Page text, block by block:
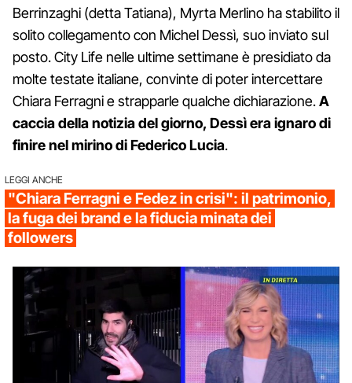
Berrinzaghi (detta Tatiana), Myrta Merlino ha stabilito il
solito collegamento con Michel Dessì, suo inviato sul
posto. City Life nelle ultime settimane è presidiato da
molte testate italiane, convinte di poter intercettare
Chiara Ferragni e strapparle qualche dichiarazione.A
caccia della notizia del giorno, Dessì era ignaro di
finire nel mirino di Federico Lucia.
LEGGI ANCHE
"Chiara Ferragni e Fedez in crisi": il patrimonio,
la fuga dei brand e la fiducia minata dei
followers